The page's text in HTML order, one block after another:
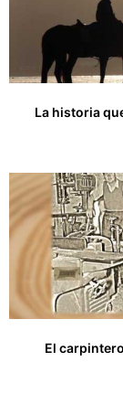
La historia
El